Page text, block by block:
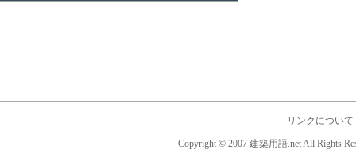
リンクについて
Copyright © 2007 建築用語.net All Rights